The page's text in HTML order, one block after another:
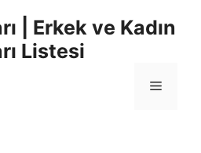
| Erkek ve Kadın
Listesi
Menü